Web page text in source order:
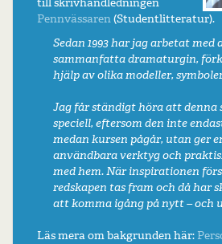
Pennvässaren(Studentlitteratur).
Sedan 1993 har jag arbetat
sammanfatta dramaturgin,
hjälp av olika modeller,
Jag får ständigt höra att denna
speciell, eftersom den inte
medan kursen pågår, utan ger
användbara verktyg och
med hem. När inspirationen
redskapen tas fram och då har
att komma igång på nytt – och
Läs mera om bakgrunden här: